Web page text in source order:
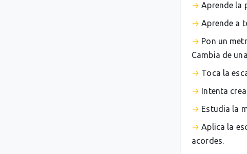
Aprende la
Aprende a
Pon un
Cambia de
Toca la
Intenta
Estudia la
Aplica la
acordes.